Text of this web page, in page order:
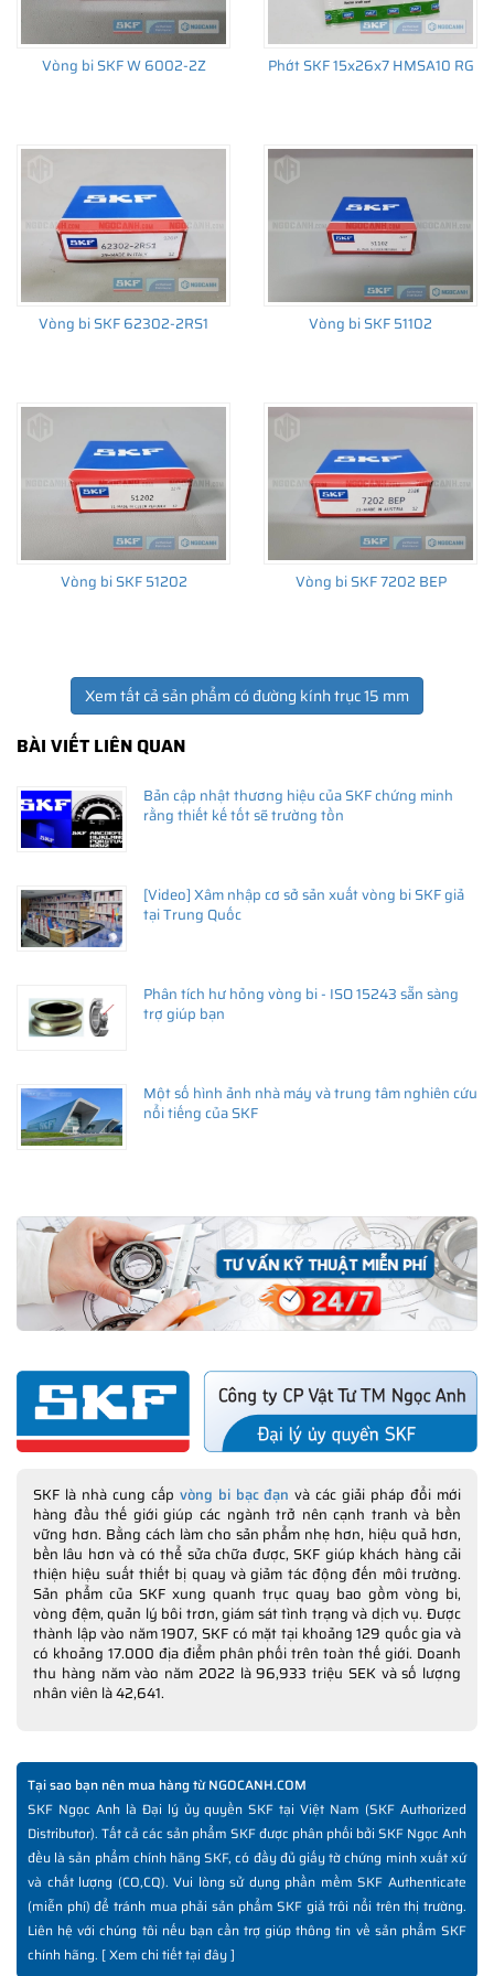
Vòng bi SKF chính hãng, Những lưu ý cơ bản trước khi mua hàng
Xuất xứ vòng bi SKF chính hãng ở đâu?
Chất lượng vòng bi SKF chính hãng
Vòng bi SKF W 6002-2Z Phớt SKF 15x26x7 HMSA10 RG
Vòng bi SKF 62302-2RS1 Vòng bi SKF 51102
Vòng bi SKF 51202 Vòng bi SKF 7202 BEP
Xem tất cả sản phẩm có đường kính trục 15 mm
BÀI VIẾT LIÊN QUAN
Bản cập nhật thương hiệu của SKF chứng minh
rằng thiết kế tốt sẽ trường tồn
[Video] Xâm nhập cơ sở sản xuất vòng bi SKF giả
tại Trung Quốc
Phân tích hư hỏng vòng bi - ISO 15243 sẵn sàng
trợ giúp bạn
Một số hình ảnh nhà máy và trung tâm nghiên cứu
nổi tiếng của SKF
SKF là nhà cung cấp vòng bi bạc đạn và các giải pháp đổi mới
hàng đầu thế giới giúp các ngành trở nên cạnh tranh và bền
vững hơn. Bằng cách làm cho sản phẩm nhẹ hơn, hiệu quả hơn,
bền lâu hơn và có thể sửa chữa được, SKF giúp khách hàng cải
thiện hiệu suất thiết bị quay và giảm tác động đến môi trường.
Sản phẩm của SKF xung quanh trục quay bao gồm vòng bi,
vòng đệm, quản lý bôi trơn, giám sát tình trạng và dịch vụ. Được
thành lập vào năm 1907, SKF có mặt tại khoảng 129 quốc gia và
có khoảng 17.000 địa điểm phân phối trên toàn thế giới. Doanh
thu hàng năm vào năm 2022 là 96,933 triệu SEK và số lượng
nhân viên là 42,641.
Tại sao bạn nên mua hàng từ NGOCANH.COM
SKF Ngọc Anh là Đại lý ủy quyền SKF tại Việt Nam (SKF Authorized
Distributor). Tất cả các sản phẩm SKF được phân phối bởi SKF Ngọc Anh
đều là sản phẩm chính hãng SKF, có đầy đủ giấy tờ chứng minh xuất xứ
và chất lượng (CO,CQ). Vui lòng sử dụng phần mềm SKF Authenticate
(miễn phí) để tránh mua phải sản phẩm SKF giả trôi nổi trên thị trường.
Liên hệ với chúng tôi nếu bạn cần trợ giúp thông tin về sản phẩm SKF
chính hãng. [Xem chi tiết tại đây]